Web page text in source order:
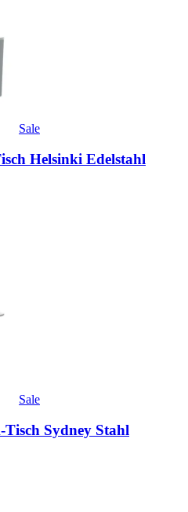
Sale
Helsinki Edelstahl
Sale
Sydney Stahl